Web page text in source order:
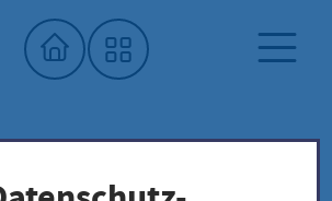
Saatgutbibliothek